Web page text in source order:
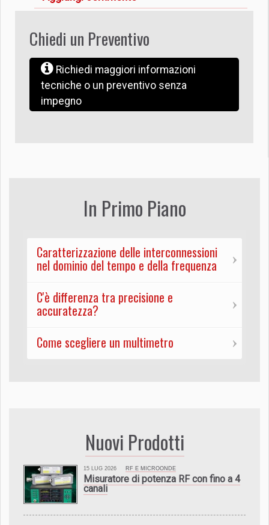
Chiedi un Preventivo
Richiedi maggiori informazioni
tecniche o un preventivo senza
impegno
In Primo Piano
Caratterizzazione delle interconnessioni
nel dominio del tempo e della frequenza
C'è differenza tra precisione e
accuratezza?
Come scegliere un multimetro
Nuovi Prodotti
15 LUG 2026 RF E MICROONDE
Misuratore di potenza RF con fino a 4
canali